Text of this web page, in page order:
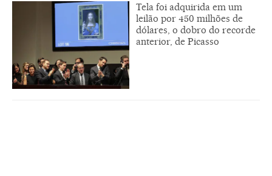
Tela foi adquirida em um
leilão por 450 milhões de
dólares, o dobro do recorde
anterior, de Picasso